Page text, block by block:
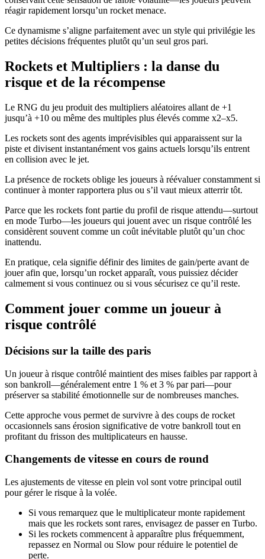
réagir rapidement lorsqu’un rocket menace.
Ce dynamisme s’aligne parfaitement avec un style qui privilégie les
petites décisions fréquentes plutôt qu’un seul gros pari.
Rockets et Multipliers : la danse du
risque et de la récompense
Le RNG du jeu produit des multipliers aléatoires allant de +1
jusqu’à +10 ou même des multiples plus élevés comme x2–x5.
Les rockets sont des agents imprévisibles qui apparaissent sur la
piste et divisent instantanément vos gains actuels lorsqu’ils entrent
en collision avec le jet.
La présence de rockets oblige les joueurs à réévaluer constamment si
continuer à monter rapportera plus ou s’il vaut mieux atterrir tôt.
Parce que les rockets font partie du profil de risque attendu—surtout
en mode Turbo—les joueurs qui jouent avec un risque contrôlé les
considèrent souvent comme un coût inévitable plutôt qu’un choc
inattendu.
En pratique, cela signifie définir des limites de gain/perte avant de
jouer afin que, lorsqu’un rocket apparaît, vous puissiez décider
calmement si vous continuez ou si vous sécurisez ce qu’il reste.
Comment jouer comme un joueur à
risque contrôlé
Décisions sur la taille des paris
Un joueur à risque contrôlé maintient des mises faibles par rapport à
son bankroll—généralement entre 1 % et 3 % par pari—pour
préserver sa stabilité émotionnelle sur de nombreuses manches.
Cette approche vous permet de survivre à des coups de rocket
occasionnels sans érosion significative de votre bankroll tout en
profitant du frisson des multiplicateurs en hausse.
Changements de vitesse en cours de round
Les ajustements de vitesse en plein vol sont votre principal outil
pour gérer le risque à la volée.
Si vous remarquez que le multiplicateur monte rapidement
mais que les rockets sont rares, envisagez de passer en Turbo.
Si les rockets commencent à apparaître plus fréquemment,
repassez en Normal ou Slow pour réduire le potentiel de
perte.